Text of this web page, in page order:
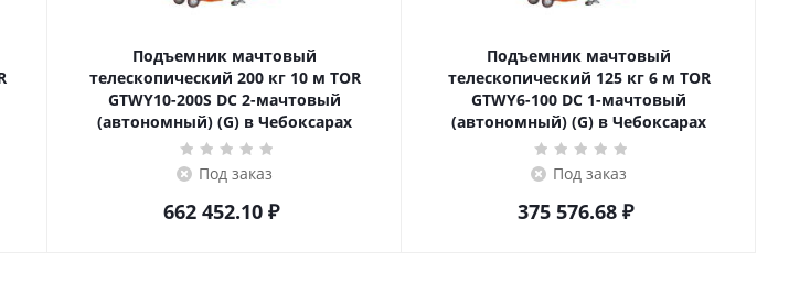
Подъемник мачтовый
телескопический 200 кг 10 м TOR
GTWY10-200S DC 2-мачтовый
(автономный) (G) в Чебоксарах
Под заказ
662 452.10₽
Подъемник мачтовый
телескопический 125 кг 6 м TOR
GTWY6-100 DC 1-мачтовый
(автономный) (G) в Чебоксарах
Под заказ
375 576.68₽